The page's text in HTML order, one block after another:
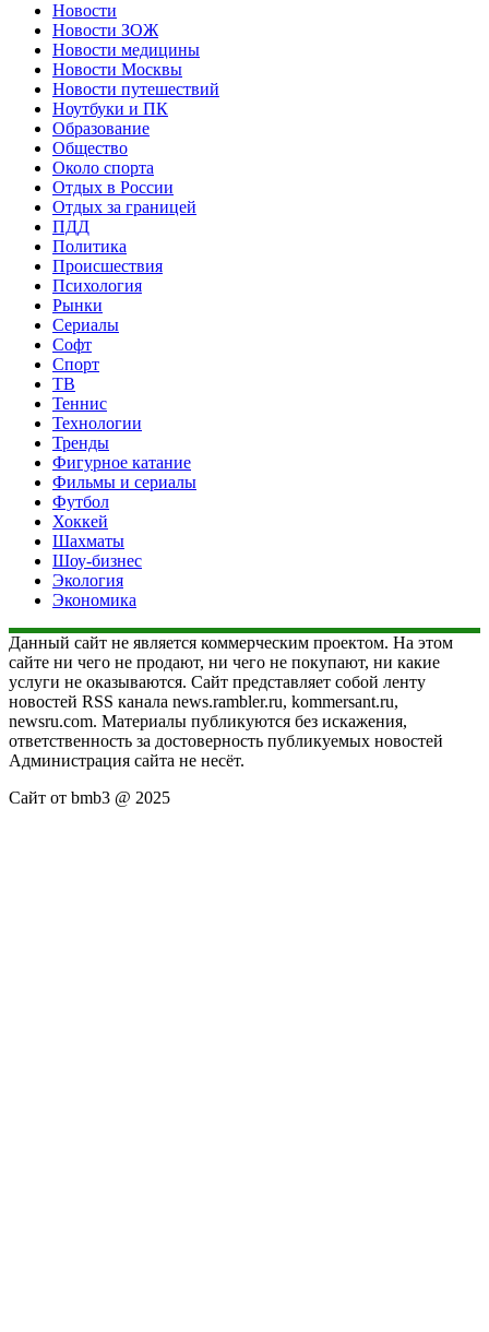
Новости
Новости ЗОЖ
Новости медицины
Новости Москвы
Новости путешествий
Ноутбуки и ПК
Образование
Общество
Около спорта
Отдых в России
Отдых за границей
ПДД
Политика
Происшествия
Психология
Рынки
Сериалы
Софт
Спорт
ТВ
Теннис
Технологии
Тренды
Фигурное катание
Фильмы и сериалы
Футбол
Хоккей
Шахматы
Шоу-бизнес
Экология
Экономика
Данный сайт не является коммерческим проектом. На этом
сайте ни чего не продают, ни чего не покупают, ни какие
услуги не оказываются. Сайт представляет собой ленту
новостей RSS канала news.rambler.ru, kommersant.ru,
newsru.com. Материалы публикуются без искажения,
ответственность за достоверность публикуемых новостей
Администрация сайта не несёт.
Сайт от bmb3 @ 2025